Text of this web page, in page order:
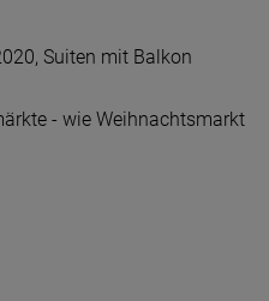
Suiten mit Balkon
- wie Weihnachtsmarkt